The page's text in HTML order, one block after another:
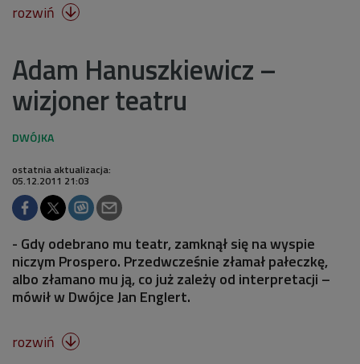
rozwiń 
Adam Hanuszkiewicz –
wizjoner teatru
ostatnia aktualizacja:
05.12.2011 21:03
- Gdy odebrano mu teatr, zamknął się na wyspie
niczym Prospero. Przedwcześnie złamał pałeczkę,
albo złamano mu ją, co już zależy od interpretacji –
mówił w Dwójce Jan Englert.
rozwiń 